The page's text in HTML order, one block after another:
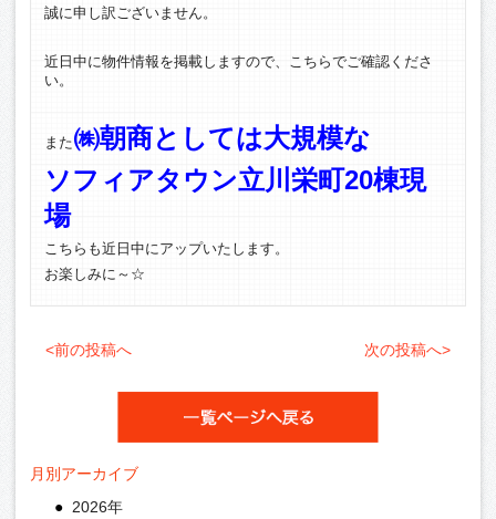
誠に申し訳ございません。
近日中に物件情報を掲載しますので、こちらでご確認くださ
い。
また㈱朝商としては大規模な
ソフィアタウン立川栄町20棟現
場
こちらも近日中にアップいたします。
お楽しみに～☆
<前の投稿へ 次の投稿へ>
月別アーカイブ
2026年